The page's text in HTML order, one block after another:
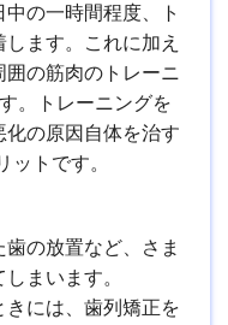
の一時間程度、ト
ます。これに加え
の筋肉のトレーニ
。トレーニングを
の原因自体を治す
ットです。
の放置など、さま
まいます。
には、歯列矯正を